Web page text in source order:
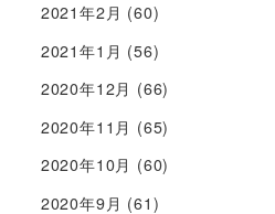
2021年2月 (60)
2021年1月 (56)
2020年12月 (66)
2020年11月 (65)
2020年10月 (60)
2020年9月 (61)